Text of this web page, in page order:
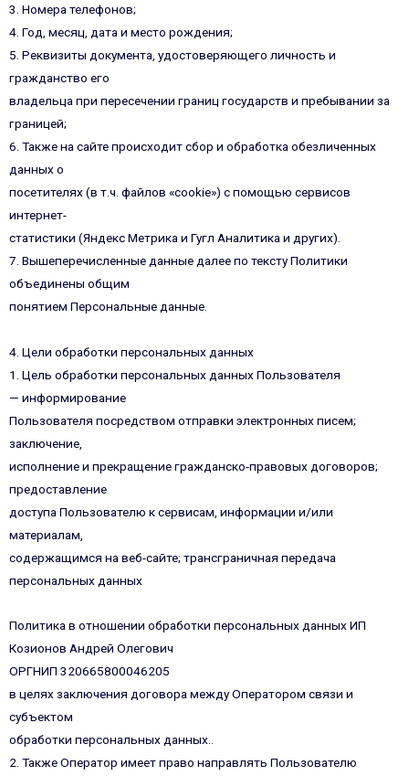
3. Номера телефонов;
4. Год, месяц, дата и место рождения;
5. Реквизиты документа, удостоверяющего личность и
гражданство его
владельца при пересечении границ государств и пребывании за
границей;
6. Также на сайте происходит сбор и обработка обезличенных
данных о
посетителях (в т.ч. файлов «cookie») с помощью сервисов
интернет-
статистики (Яндекс Метрика и Гугл Аналитика и других).
7. Вышеперечисленные данные далее по тексту Политики
объединены общим
понятием Персональные данные.
4. Цели обработки персональных данных
1. Цель обработки персональных данных Пользователя
— информирование
Пользователя посредством отправки электронных писем;
заключение,
исполнение и прекращение гражданско-правовых договоров;
предоставление
доступа Пользователю к сервисам, информации и/или
материалам,
содержащимся на веб-сайте; трансграничная передача
персональных данных
Политика в отношении обработки персональных данных ИП
Козионов Андрей Олегович
ОРГНИП 320665800046205
в целях заключения договора между Оператором связи и
субъектом
обработки персональных данных..
2. Также Оператор имеет право направлять Пользователю